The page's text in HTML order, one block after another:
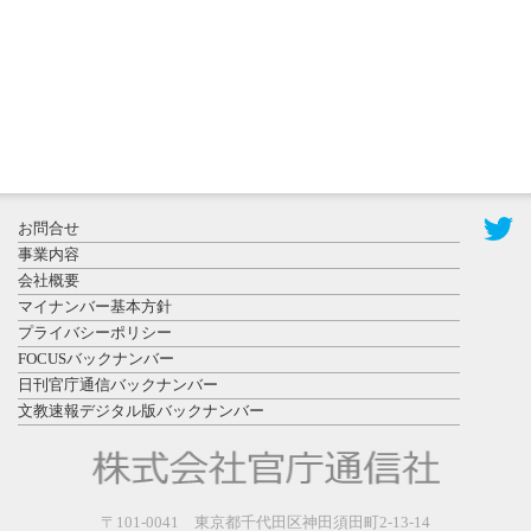
登録有形文
化財となっ
た東北大植
物園八...
日更新
お問合せ
事業内容
会社概要
マイナンバー基本方針
プライバシーポリシー
FOCUSバックナンバー
日刊官庁通信バックナンバー
文教速報デジタル版バックナンバー
〒101-0041 東京都千代田区神田須田町2-13-14